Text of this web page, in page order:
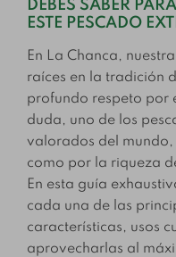
DEBES SABER
ESTE PESCADO
En La Chanca,
raíces en la tradición
profundo respeto por
duda, uno de los
valorados del
como por la riqueza
En esta guía
cada una de las
características, usos
aprovecharlas al